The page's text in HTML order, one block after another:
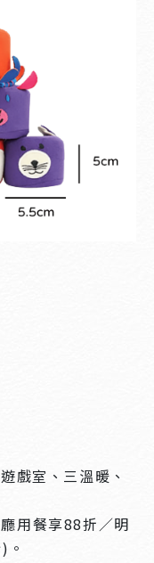
戲室、三溫暖、
用餐享88折／明